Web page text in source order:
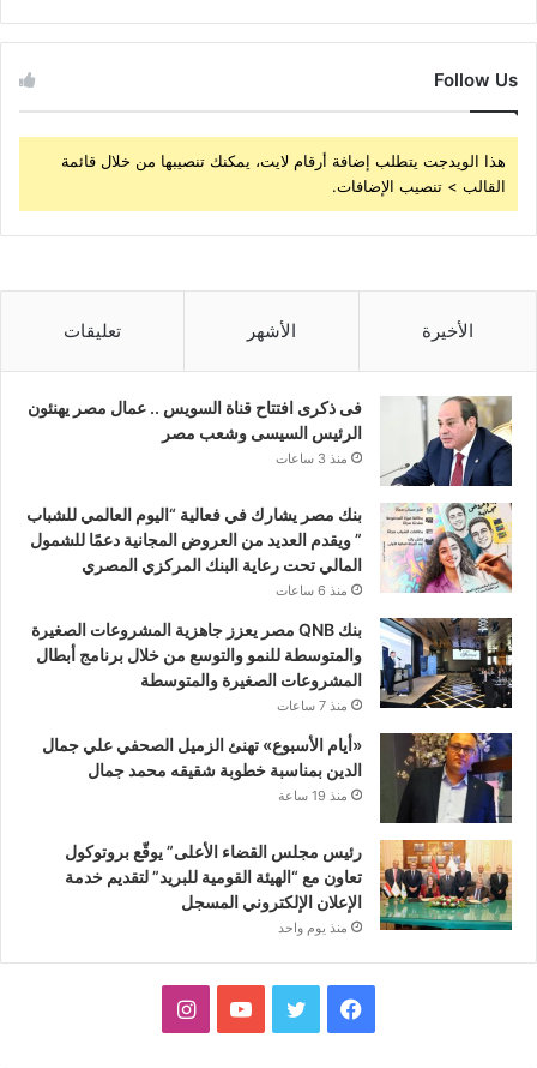
Follow Us
هذا الويدجت يتطلب إضافة أرقام لايت، يمكنك تنصيبها من خلال قائمة
القالب > تنصيب الإضافات.
الأخيرة الأشهر تعليقات
فى ذكرى افتتاح قناة السويس .. عمال مصر يهنئون
الرئيس السيسى وشعب مصر
منذ 3 ساعات
بنك مصر يشارك في فعالية “اليوم العالمي للشباب
” ويقدم العديد من العروض المجانية دعمًا للشمول
المالي تحت رعاية البنك المركزي المصري
منذ 6 ساعات
بنك QNB مصر يعزز جاهزية المشروعات الصغيرة
والمتوسطة للنمو والتوسع من خلال برنامج أبطال
المشروعات الصغيرة والمتوسطة
منذ 7 ساعات
«أيام الأسبوع» تهنئ الزميل الصحفي علي جمال
الدين بمناسبة خطوبة شقيقه محمد جمال
منذ 19 ساعة
رئيس مجلس القضاء الأعلى” يوقّع بروتوكول
تعاون مع “الهيئة القومية للبريد” لتقديم خدمة
الإعلان الإلكتروني المسجل
منذ يوم واحد
فيسبوك تويتر يوتيوبانستقرام